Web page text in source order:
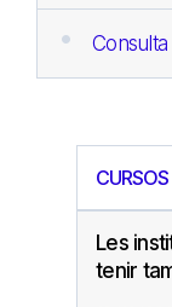
CURSOS
Les
tenir